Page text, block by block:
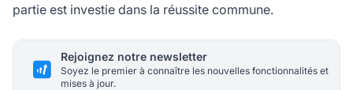
partie est investie dans la réussite commune.
Rejoignez notre newsletter
Soyez le premier à connaître les nouvelles fonctionnalités et
mises à jour.